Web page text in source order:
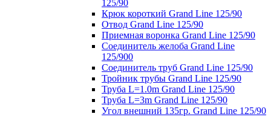
125/90
Крюк короткий Grand Line 125/90
Отвод Grand Line 125/90
Приемная воронка Grand Line 125/90
Соединитель желоба Grand Line
125/900
Соединитель труб Grand Line 125/90
Тройник трубы Grand Line 125/90
Труба L=1.0m Grand Line 125/90
Труба L=3m Grand Line 125/90
Угол внешний 135гр. Grand Line 125/90